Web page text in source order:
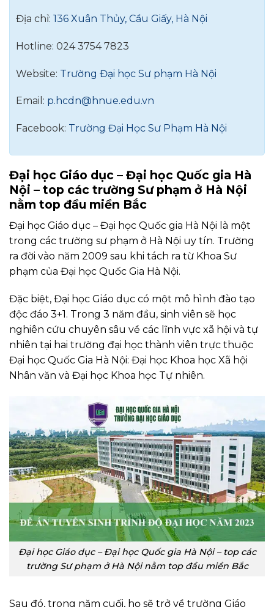
Địa chỉ: 136 Xuân Thủy, Cầu Giấy, Hà Nội
Hotline: 024 3754 7823
Website: Trường Đại học Sư phạm Hà Nội
Email: p.hcdn@hnue.edu.vn
Facebook: Trường Đại Học Sư Phạm Hà Nội
Đại học Giáo dục – Đại học Quốc gia Hà
Nội – top các trường Sư phạm ở Hà Nội
nằm top đầu miền Bắc
Đại học Giáo dục – Đại học Quốc gia Hà Nội là một
trong các trường sư phạm ở Hà Nội uy tín. Trường
ra đời vào năm 2009 sau khi tách ra từ Khoa Sư
phạm của Đại học Quốc Gia Hà Nội.
Đặc biệt, Đại học Giáo dục có một mô hình đào tạo
độc đáo 3+1. Trong 3 năm đầu, sinh viên sẽ học
nghiên cứu chuyên sâu về các lĩnh vực xã hội và tự
nhiên tại hai trường đại học thành viên trực thuộc
Đại học Quốc Gia Hà Nội: Đại học Khoa học Xã hội
Nhân văn và Đại học Khoa học Tự nhiên.
Đại học Giáo dục – Đại học Quốc gia Hà Nội – top các
trường Sư phạm ở Hà Nội nằm top đầu miền Bắc
Sau đó, trong năm cuối, họ sẽ trở về trường Giáo